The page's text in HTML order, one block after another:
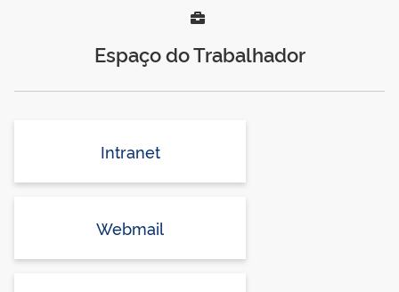
Espaço do Trabalhador
Intranet
Webmail